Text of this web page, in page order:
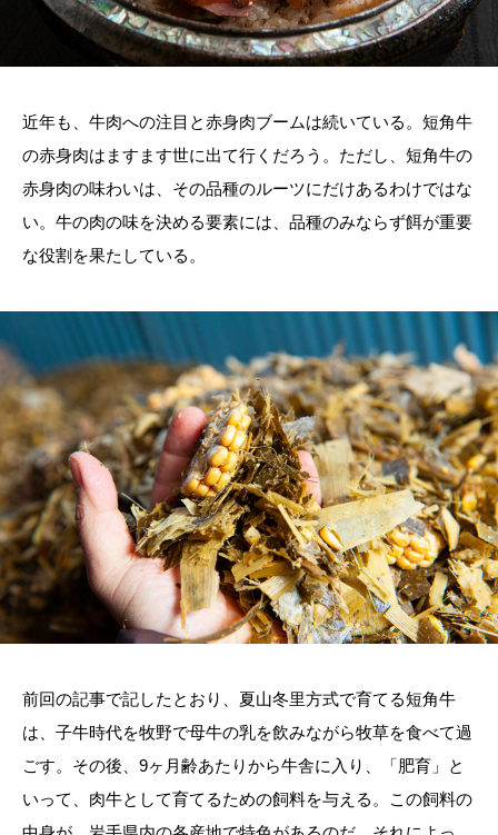
近年も、牛肉への注目と赤身肉ブームは続いている。短角牛
の赤身肉はますます世に出て行くだろう。ただし、短角牛の
赤身肉の味わいは、その品種のルーツにだけあるわけではな
い。牛の肉の味を決める要素には、品種のみならず餌が重要
な役割を果たしている。
前回の記事で記したとおり、夏山冬里方式で育てる短角牛
は、子牛時代を牧野で母牛の乳を飲みながら牧草を食べて過
ごす。その後、 9ヶ月齢あたりから牛舎に入り、「肥育」と
いって、肉牛として育てるための飼料を与える。この飼料の